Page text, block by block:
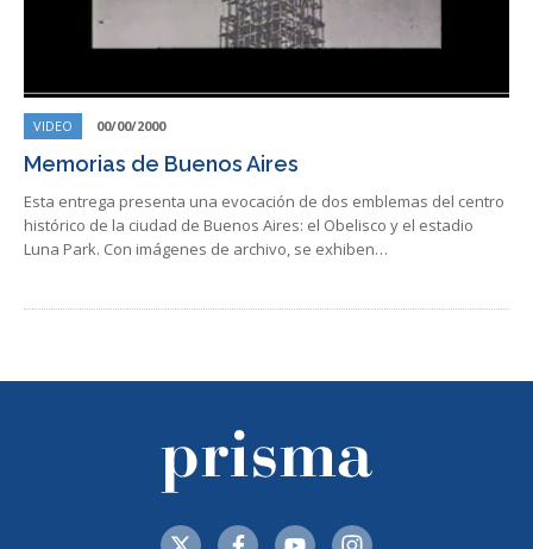
VIDEO 00/00/2000
Memorias de Buenos Aires
Esta entrega presenta una evocación de dos emblemas del centro
histórico de la ciudad de Buenos Aires: el Obelisco y el estadio
Luna Park. Con imágenes de archivo, se exhiben…